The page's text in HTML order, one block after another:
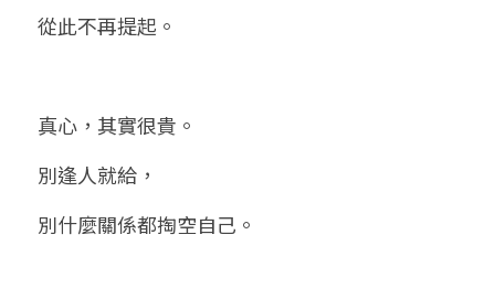
從此不再提起。
真心，其實很貴。
別逢人就給，
別什麼關係都掏空自己。